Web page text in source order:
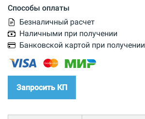
Способы оплаты
Безналичный расчет
Наличными при получении
Банковской картой при получении
Запросить КП